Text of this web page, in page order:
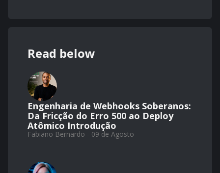
Read below
Engenharia de Webhooks Soberanos:
Da Fricção do Erro 500 ao Deploy
Atômico Introdução
Fabiano Bernardo - 09 de Agosto